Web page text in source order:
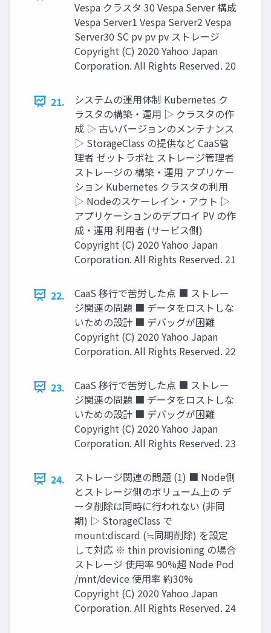
Vespa クラスタ 30 Vespa Server 構成
Vespa Server1 Vespa Server2 Vespa
Server30 SC pv pv pv ストレージ
Copyright (C) 2020 Yahoo Japan
Corporation. All Rights Reserved. 20
21.
システムの運用体制 Kubernetes ク
ラスタの構築・運用 ▷ クラスタの作
成 ▷ 古いバージョンのメンテナンス
▷ StorageClass の提供など CaaS管
理者 ゼットラボ社 ストレージ管理者
ストレージの 構築・運用 アプリケー
ション Kubernetes クラスタの利用
▷ Nodeのスケーレイン・アウト ▷
アプリケーションのデプロイ PV の作
成・運用 利用者 (サービス側)
Copyright (C) 2020 Yahoo Japan
Corporation. All Rights Reserved. 21
22.
CaaS 移行で苦労した点 ■ ストレー
ジ関連の問題 ■ データをロストしな
いための設計 ■ デバッグが困難
Copyright (C) 2020 Yahoo Japan
Corporation. All Rights Reserved. 22
23.
CaaS 移行で苦労した点 ■ ストレー
ジ関連の問題 ■ データをロストしな
いための設計 ■ デバッグが困難
Copyright (C) 2020 Yahoo Japan
Corporation. All Rights Reserved. 23
24.
ストレージ関連の問題 (1) ■ Node側
とストレージ側のボリューム上の デ
ータ削除は同時に行われない (非同
期) ▷ StorageClass で
mount:discard (≒同期削除) を設定
して対応 ※ thin provisioning の場合
ストレージ 使用率 90%超 Node Pod
/mnt/device 使用率 約30%
Copyright (C) 2020 Yahoo Japan
Corporation. All Rights Reserved. 24